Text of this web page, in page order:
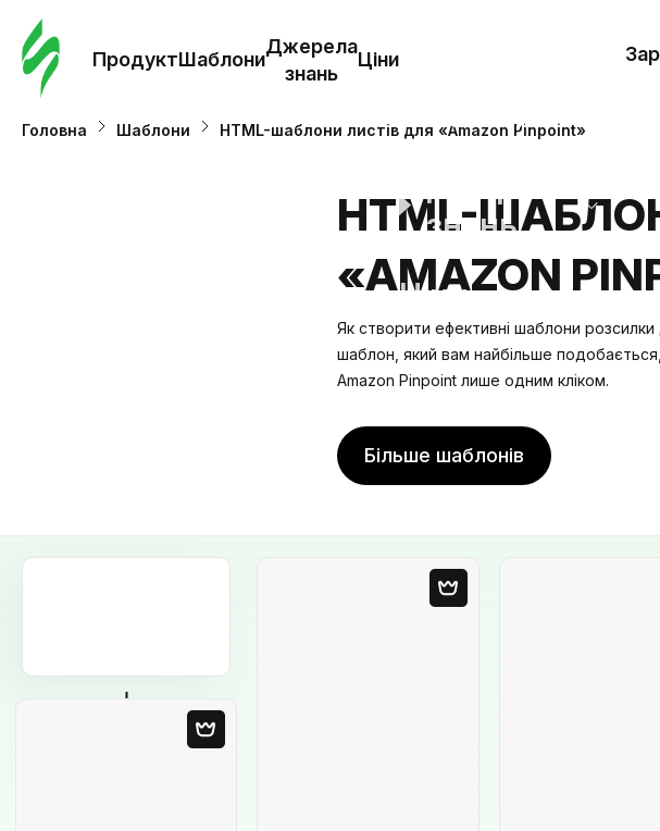
ПродуктШаблони
Джерела
знань
Ціни
Шаблони
знань
Ціни
Головна Шаблони HTML-шаблони листів для «Amazon Pinpoint»
HTML-
«AMAZON
Як створити ефективні шаблони
шаблон, який вам найбільше
Amazon Pinpoint лише одним кліком.
Більше шаблонів